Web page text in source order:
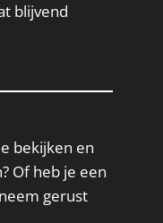
blijvend
bekijken en
Of heb je een
gerust